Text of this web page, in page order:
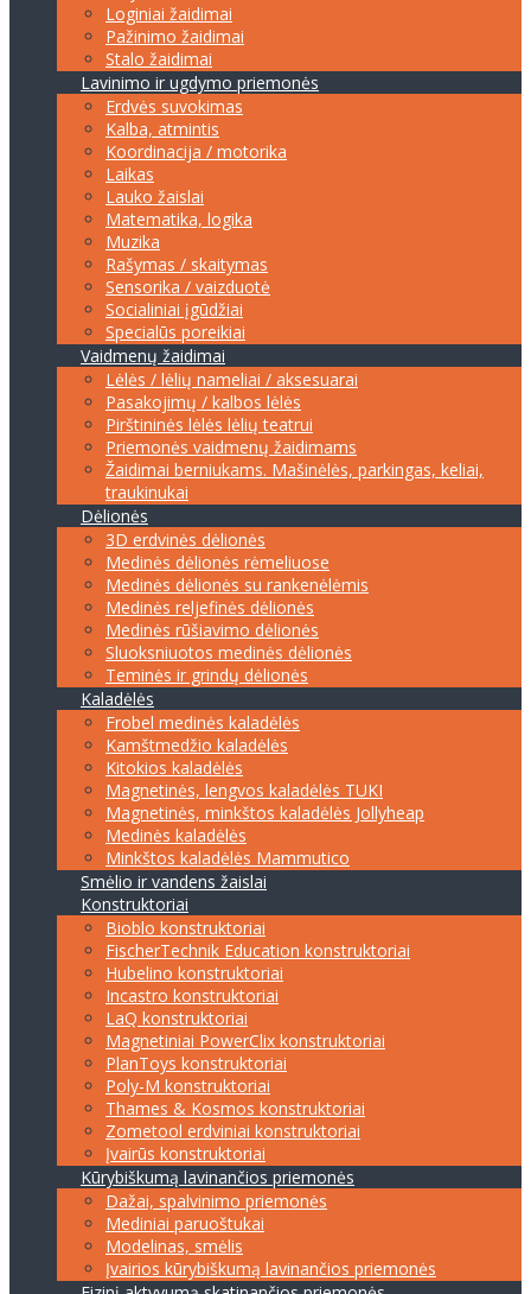
Loginiai žaidimai
Pažinimo žaidimai
Stalo žaidimai
Lavinimo ir ugdymo priemonės
Erdvės suvokimas
Kalba, atmintis
Koordinacija / motorika
Laikas
Lauko žaislai
Matematika, logika
Muzika
Rašymas / skaitymas
Sensorika / vaizduotė
Socialiniai įgūdžiai
Specialūs poreikiai
Vaidmenų žaidimai
Lėlės / lėlių nameliai / aksesuarai
Pasakojimų / kalbos lėlės
Pirštininės lėlės lėlių teatrui
Priemonės vaidmenų žaidimams
Žaidimai berniukams. Mašinėlės, parkingas, keliai,
traukinukai
Dėlionės
3D erdvinės dėlionės
Medinės dėlionės rėmeliuose
Medinės dėlionės su rankenėlėmis
Medinės reljefinės dėlionės
Medinės rūšiavimo dėlionės
Sluoksniuotos medinės dėlionės
Teminės ir grindų dėlionės
Kaladėlės
Frobel medinės kaladėlės
Kamštmedžio kaladėlės
Kitokios kaladėlės
Magnetinės, lengvos kaladėlės TUKI
Magnetinės, minkštos kaladėlės Jollyheap
Medinės kaladėlės
Minkštos kaladėlės Mammutico
Smėlio ir vandens žaislai
Konstruktoriai
Bioblo konstruktoriai
FischerTechnik Education konstruktoriai
Hubelino konstruktoriai
Incastro konstruktoriai
LaQ konstruktoriai
Magnetiniai PowerClix konstruktoriai
PlanToys konstruktoriai
Poly-M konstruktoriai
Thames & Kosmos konstruktoriai
Zometool erdviniai konstruktoriai
Įvairūs konstruktoriai
Kūrybiškumą lavinančios priemonės
Dažai, spalvinimo priemonės
Mediniai paruoštukai
Modelinas, smėlis
Įvairios kūrybiškumą lavinančios priemonės